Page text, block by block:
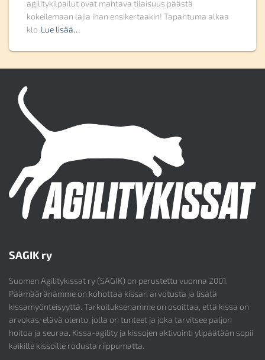
agilitykilpailut ovat mahtava tilaisuus päästä
kokeilemaan lajia ihan ensikertaakin! Tapahtuma alkaa
klo Lue lisää…
SAGIK ry
Suomen Agilitykissat ry (SAGIK) on perustettu vuonna 2001.
Päämääränämme on kohottaa kissan arvotusta ja lisätä
kissamyönteisyyttä. Tarkoituksenamme on osoittaa, että kissa on
arvokas, elävä olento, jolla on tunteet ja joka tarvitsee paljon
hoitoa ja seuraa. Kissa-agility ja kissojen aktivointi ylipäätään sopii
kaikille kissoille rodusta riippumatta.